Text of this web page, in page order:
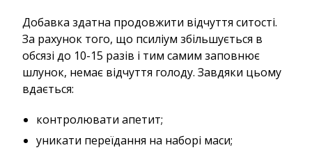
Добавка здатна продовжити відчуття ситості.
За рахунок того, що псиліум збільшується в
обсязі до 10-15 разів і тим самим заповнює
шлунок, немає відчуття голоду. Завдяки цьому
вдається:
контролювати апетит;
уникати переїдання на наборі маси;